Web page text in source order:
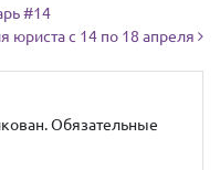
#14
юриста с 14 по 18 апреля
Обязательные